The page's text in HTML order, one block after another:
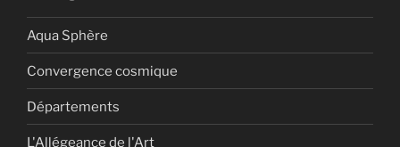
Aqua Sphère
Convergence cosmique
Départements
L'Allégeance de l'Art